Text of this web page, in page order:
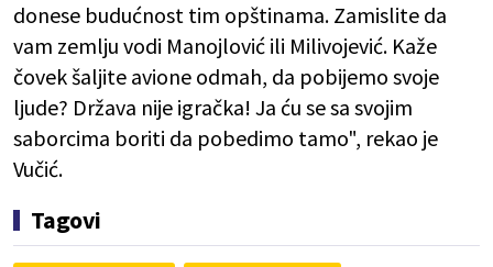
donese budućnost tim opštinama. Zamislite da
vam zemlju vodi Manojlović ili Milivojević. Kaže
čovek šaljite avione odmah, da pobijemo svoje
ljude? Država nije igračka! Ja ću se sa svojim
saborcima boriti da pobedimo tamo", rekao je
Vučić.
Tagovi